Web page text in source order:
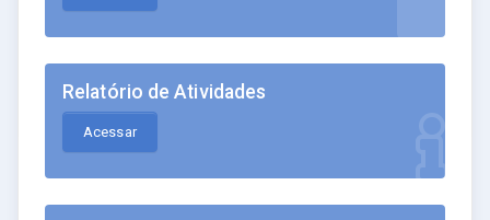
Relatório de Atividades
Acessar